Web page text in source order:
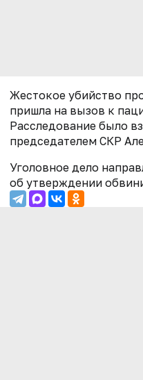
Жестокое убийство
пришла на вызов к
Расследование было
председателем СКР
Уголовное дело
об утверждении